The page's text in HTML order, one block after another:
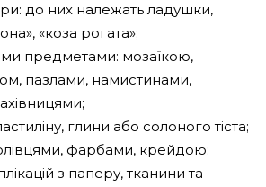
до них належать ладушки,
«коза рогата»;
предметами: мозаїкою,
пазлами, намистинами,
глини або солоного тіста;
фарбами, крейдою;
з паперу, тканини та